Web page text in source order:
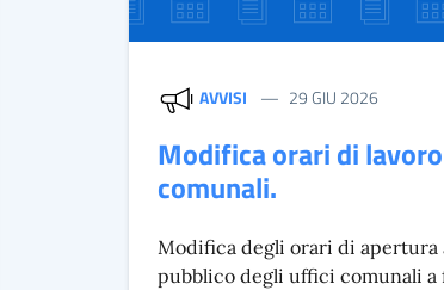
AVVISI 29 GIU 2026
Modifica orari di
comunali.
Modifica degli orari di apertura
pubblico degli uffici comunali a